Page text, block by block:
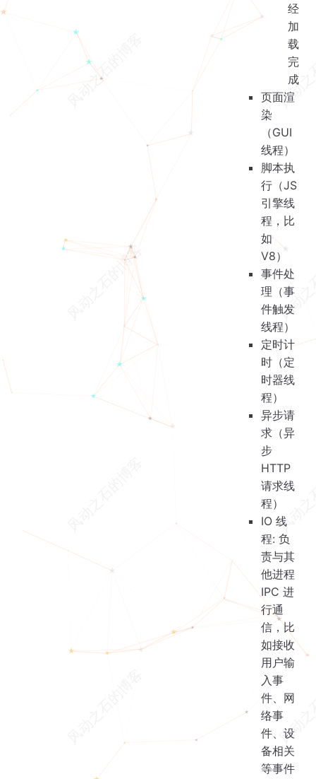
经
加
载
完
成
页面渲
染
（GUI
线程）
脚本执
行（JS
引擎线
程，比
如
V8）
事件处
理（事
件触发
线程）
定时计
时（定
时器线
程）
异步请
求（异
步
HTTP
请求线
程）
IO 线
程: 负
责与其
他进程
IPC 进
行通
信，比
如接收
用户输
入事
件、网
络事
件、设
备相关
等事件